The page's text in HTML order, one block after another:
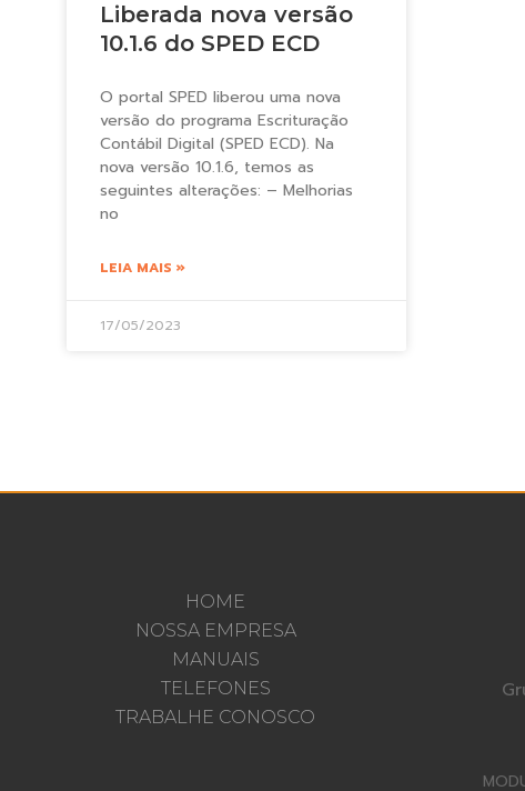
Liberada nova versão
10.1.6 do SPED ECD
O portal SPED liberou uma nova
versão do programa Escrituração
Contábil Digital (SPED ECD). Na
nova versão 10.1.6, temos as
seguintes alterações: – Melhorias
no
LEIA MAIS »
17/05/2023
HOME
NOSSA EMPRESA
MANUAIS
TELEFONES
TRABALHE CONOSCO